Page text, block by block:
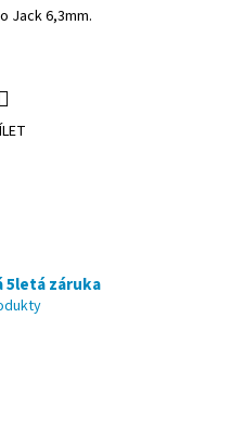
Jack 6,3mm.
5letá záruka